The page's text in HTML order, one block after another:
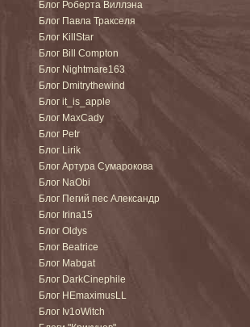
Блог Роберта Виллэна
Блог Павла Тракселя
Блог KillStar
Блог Bill Compton
Блог Nightmare163
Блог Dmitrythewind
Блог it_is_apple
Блог MaxCady
Блог Petr
Блог Lirik
Блог Артура Сумарокова
Блог NaObi
Блог Пегий пес Александр
Блог Irina15
Блог Oldys
Блог Beatrice
Блог Mabgat
Блог DarkCinephile
Блог HEmaximusLL
Блог Iv1oWitch